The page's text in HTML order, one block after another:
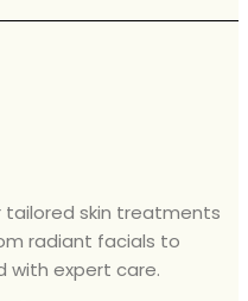
tailored skin treatments
radiant facials to
with expert care.